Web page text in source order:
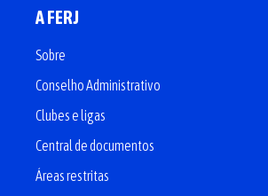
A FERJ
Sobre
Conselho Administrativo
Clubes e ligas
Central de documentos
Áreas restritas